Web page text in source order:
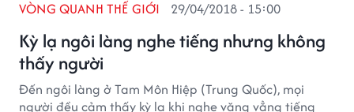
Kỳ lạ ngôi làng nghe tiếng nhưng không
thấy người
VÒNG QUANH THẾ GIỚI 29/04/2018 - 15:00
Đến ngôi làng ở Tam Môn Hiệp (Trung Quốc), mọi
người đều cảm thấy kỳ lạ khi nghe văng vẳng tiếng